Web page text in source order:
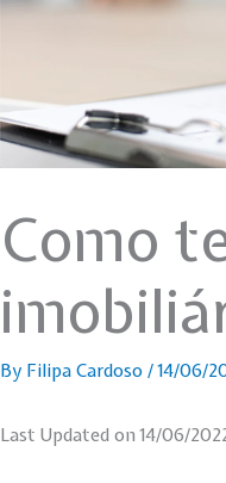
Como
By Filipa Cardoso/14/06/
Last Updated on 14/06/